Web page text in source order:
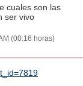
cuales son las
ser vivo
(00:16 horas)